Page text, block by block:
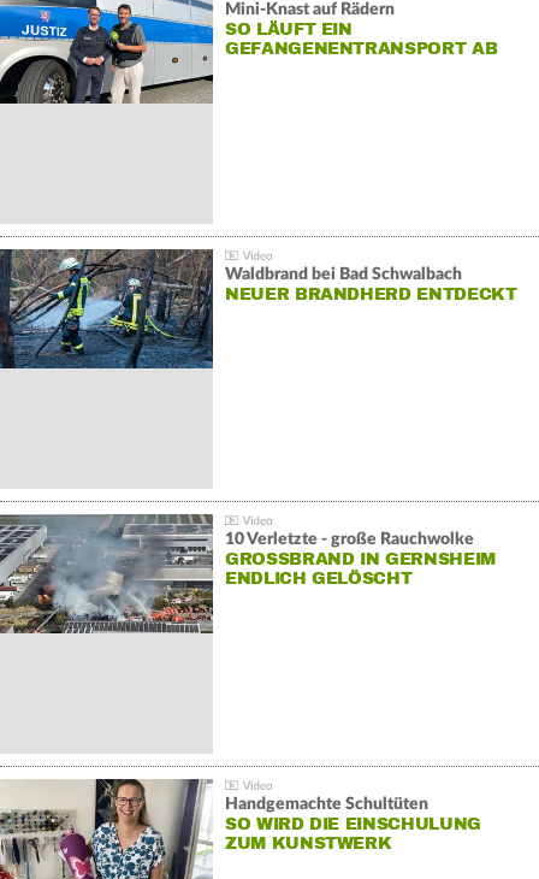
Mini-Knast auf Rädern
SO LÄUFT EIN
GEFANGENENTRANSPORT AB
Waldbrand bei Bad Schwalbach
NEUER BRANDHERD ENTDECKT
10 Verletzte - große Rauchwolke
GROSSBRAND IN GERNSHEIM E
NDLICH GELÖSCHT
Handgemachte Schultüten
SO WIRD DIE EINSCHULUNG
ZUM KUNSTWERK